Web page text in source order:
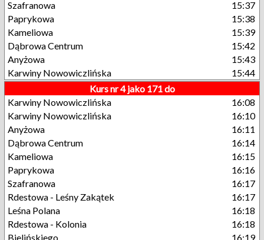
Szafranowa
15:37
Paprykowa
15:38
Kameliowa
15:39
Dąbrowa Centrum
15:42
Anyżowa
15:43
Karwiny Nowowiczlińska
15:44
Kurs nr 4 jako 171 do
Karwiny Nowowiczlińska
16:08
Karwiny Nowowiczlińska
16:10
Anyżowa
16:11
Dąbrowa Centrum
16:14
Kameliowa
16:15
Paprykowa
16:16
Szafranowa
16:17
Rdestowa - Leśny Zakątek
16:17
Leśna Polana
16:18
Rdestowa - Kolonia
16:18
Bielińskiego
16:19